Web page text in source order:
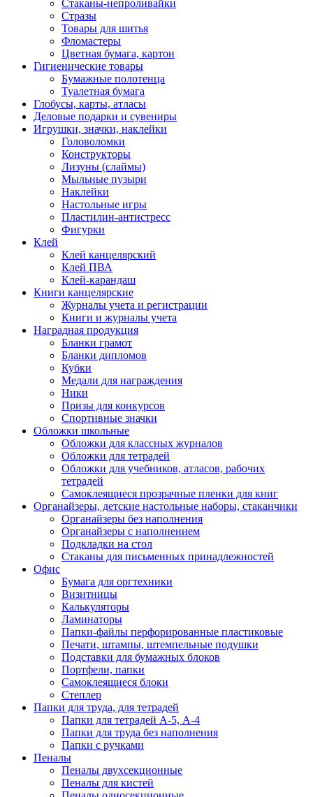
Стаканы-непроливайки
Стразы
Товары для шитья
Фломастеры
Цветная бумага, картон
Гигиенические товары
Бумажные полотенца
Туалетная бумага
Глобусы, карты, атласы
Деловые подарки и сувениры
Игрушки, значки, наклейки
Головоломки
Конструкторы
Лизуны (слаймы)
Мыльные пузыри
Наклейки
Настольные игры
Пластилин-антистресс
Фигурки
Клей
Клей канцелярский
Клей ПВА
Клей-карандаш
Книги канцелярские
Журналы учета и регистрации
Книги и журналы учета
Наградная продукция
Бланки грамот
Бланки дипломов
Кубки
Медали для награждения
Ники
Призы для конкурсов
Спортивные значки
Обложки школьные
Обложки для классных журналов
Обложки для тетрадей
Обложки для учебников, атласов, рабочих
тетрадей
Самоклеящиеся прозрачные пленки для книг
Органайзеры, детские настольные наборы, стаканчики
Органайзеры без наполнения
Органайзеры с наполнением
Подкладки на стол
Стаканы для письменных принадлежностей
Офис
Бумага для оргтехники
Визитницы
Калькуляторы
Ламинаторы
Папки-файлы перфорированные пластиковые
Печати, штампы, штемпельные подушки
Подставки для бумажных блоков
Портфели, папки
Самоклеящиеся блоки
Степлер
Папки для труда, для тетрадей
Папки для тетрадей А-5, А-4
Папки для труда без наполнения
Папки с ручками
Пеналы
Пеналы двухсекционные
Пеналы для кистей